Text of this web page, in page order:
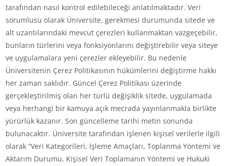
tarafından nasıl kontrol edilebileceği anlatılmaktadır. Veri
sorumlusu olarak Üniversite, gerekmesi durumunda sitede ve
alt uzantılarındaki mevcut çerezleri kullanmaktan vazgeçebilir,
bunların türlerini veya fonksiyonlarını değiştirebilir veya siteye
ve uygulamalara yeni çerezler ekleyebilir. Bu nedenle
Üniversitenin Çerez Politikasının hükümlerini değiştirme hakkı
her zaman saklıdır. Güncel Çerez Politikası üzerinde
gerçekleştirilmiş olan her türlü değişiklik sitede, uygulamada
veya herhangi bir kamuya açık mecrada yayınlanmakla birlikte
yürürlük kazanır. Son güncelleme tarihi metin sonunda
bulunacaktır. Üniversite tarafından işlenen kişisel verilerle ilgili
olarak “Veri Kategorileri, İşleme Amaçları, Toplanma Yöntemi ve
Aktarım Durumu, Kişisel Veri Toplamanın Yöntemi ve Hukuki